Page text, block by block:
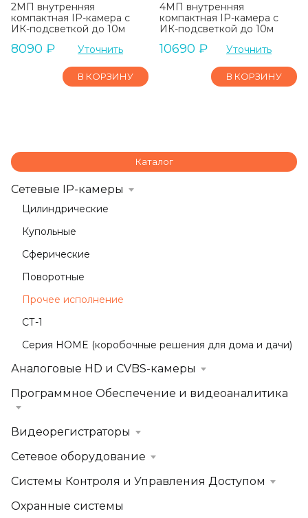
2МП внутренняя
компактная IP-камера c
ИК-подсветкой до 10м
8090 ₽ Уточнить
В КОРЗИНУ
4МП внутренняя
компактная IP-камера c
ИК-подсветкой до 10м
10690 ₽ Уточнить
В КОРЗИНУ
Каталог
Сетевые IP-камеры
Цилиндрические
Купольные
Сферические
Поворотные
Прочее исполнение
СТ-1
Серия HOME (коробочные решения для дома и дачи)
Аналоговые HD и CVBS-камеры
Программное Обеспечение и видеоаналитика
Видеорегистраторы
Сетевое оборудование
Системы Контроля и Управления Доступом
Охранные системы